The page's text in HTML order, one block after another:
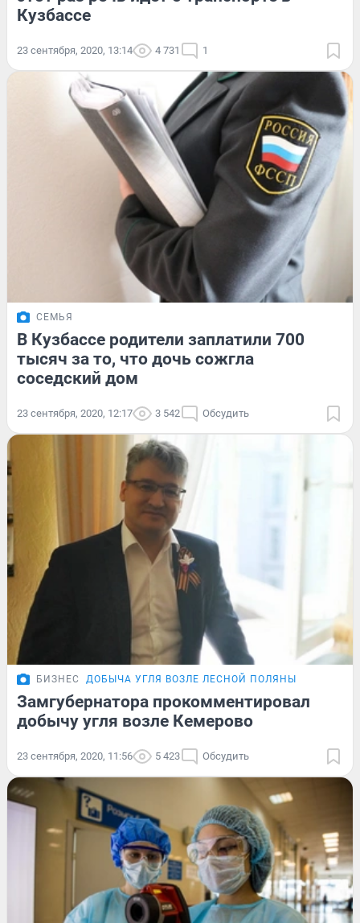
Кузбассе
23 сентября, 2020, 13:14 4 731 1
СЕМЬЯ
В Кузбассе родители заплатили 700
тысяч за то, что дочь сожгла
соседский дом
23 сентября, 2020, 12:17 3 542 Обсудить
БИЗНЕС ДОБЫЧА УГЛЯ ВОЗЛЕ ЛЕСНОЙ ПОЛЯНЫ
Замгубернатора прокомментировал
добычу угля возле Кемерово
23 сентября, 2020, 11:56 5 423 Обсудить